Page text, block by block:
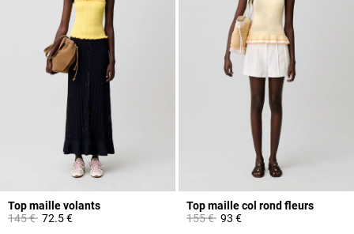
Top maille volants
Prix réduit à partir de
145 €à72.5 €
Top maille col rond fleurs
Prix réduit à partir de
155 €à93 €